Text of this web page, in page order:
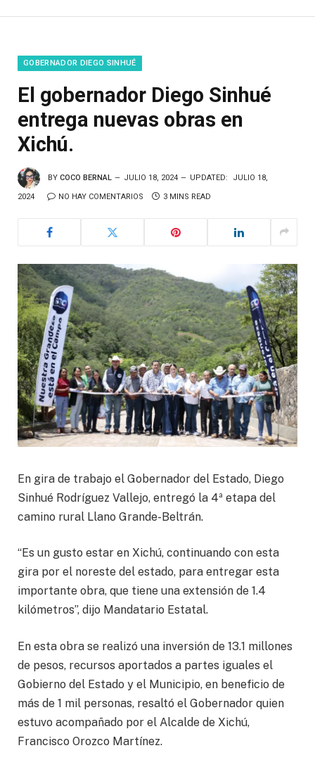
GOBERNADOR DIEGO SINHUÉ
El gobernador Diego Sinhué
entrega nuevas obras en
Xichú.
BY COCO BERNAL JULIO 18, 2024 UPDATED: JULIO 18,
2024 NO HAY COMENTARIOS 3 MINS READ
En gira de trabajo el Gobernador del Estado, Diego
Sinhué Rodríguez Vallejo, entregó la 4ª etapa del
camino rural Llano Grande-Beltrán.
“Es un gusto estar en Xichú, continuando con esta
gira por el noreste del estado, para entregar esta
importante obra, que tiene una extensión de 1.4
kilómetros”, dijo Mandatario Estatal.
En esta obra se realizó una inversión de 13.1 millones
de pesos, recursos aportados a partes iguales el
Gobierno del Estado y el Municipio, en beneficio de
más de 1 mil personas, resaltó el Gobernador quien
estuvo acompañado por el Alcalde de Xichú,
Francisco Orozco Martínez.